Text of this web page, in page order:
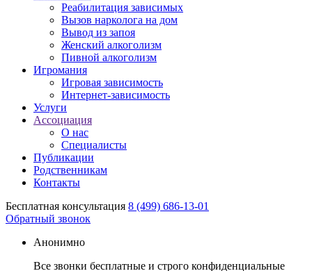
Реабилитация зависимых
Вызов нарколога на дом
Вывод из запоя
Женский алкоголизм
Пивной алкоголизм
Игромания
Игровая зависимость
Интернет-зависимость
Услуги
Ассоциация
О нас
Специалисты
Публикации
Родственникам
Контакты
Бесплатная консультация 8 (499) 686-13-01
Обратный звонок
Анонимно
Все звонки бесплатные и строго конфиденциальные